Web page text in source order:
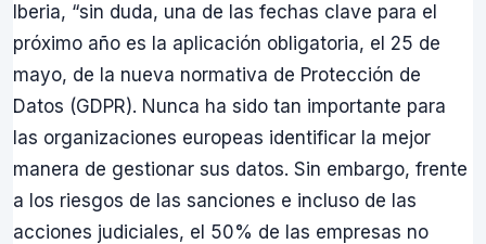
Iberia, “sin duda, una de las fechas clave para el
próximo año es la aplicación obligatoria, el 25 de
mayo, de la nueva normativa de Protección de
Datos (GDPR). Nunca ha sido tan importante para
las organizaciones europeas identificar la mejor
manera de gestionar sus datos. Sin embargo, frente
a los riesgos de las sanciones e incluso de las
acciones judiciales, el 50% de las empresas no